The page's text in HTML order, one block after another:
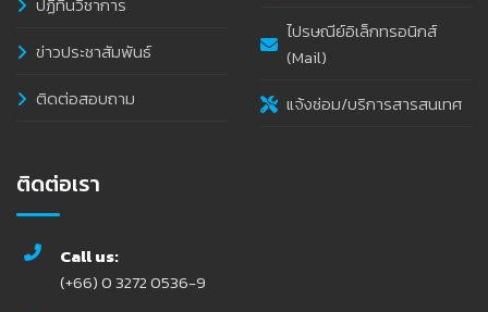
ข่าวประชาสัมพันธ์
ติดต่อสอบถาม
ไปรษณีย์อิเล็กทรอนิกส์
(Mail)
แจ้งซ่อม/บริการสารสนเทศ
ติดต่อเรา
Call us:
(+66) 0 3272 0536-9